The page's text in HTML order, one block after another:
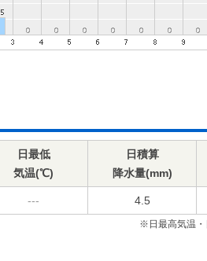
日最低
気温(℃)
日積算
降水量(mm)
--- 4.5
※日最高気温・